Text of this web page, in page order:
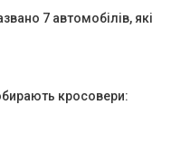
7 автомобілів, які
кросовери: